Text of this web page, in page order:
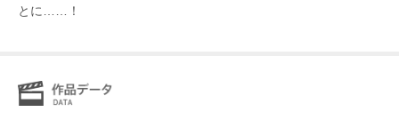
とに……！